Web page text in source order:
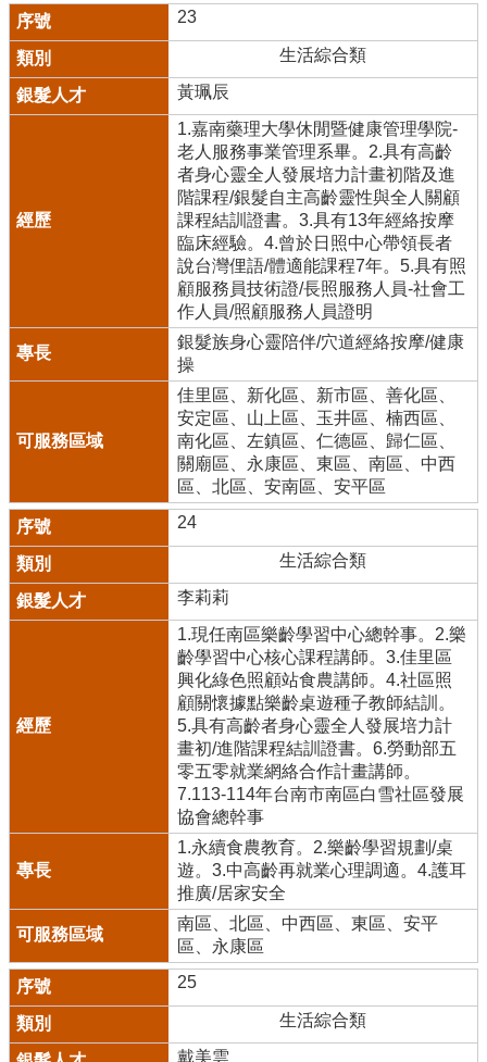
23
生活綜合類
黃珮辰
1.嘉南藥理大學休閒暨健康管理學院-
老人服務事業管理系畢。2.具有高齡
者身心靈全人發展培力計畫初階及進
階課程/銀髮自主高齡靈性與全人關顧
課程結訓證書。3.具有13年經絡按摩
臨床經驗。4.曾於日照中心帶領長者
說台灣俚語/體適能課程7年。5.具有照
顧服務員技術證/長照服務人員-社會工
作人員/照顧服務人員證明
銀髮族身心靈陪伴/穴道經絡按摩/健康
操
佳里區、新化區、新市區、善化區、
安定區、山上區、玉井區、楠西區、
南化區、左鎮區、仁德區、歸仁區、
關廟區、永康區、東區、南區、中西
區、北區、安南區、安平區
24
生活綜合類
李莉莉
1.現任南區樂齡學習中心總幹事。2.樂
齡學習中心核心課程講師。3.佳里區
興化綠色照顧站食農講師。4.社區照
顧關懷據點樂齡桌遊種子教師結訓。
5.具有高齡者身心靈全人發展培力計
畫初/進階課程結訓證書。6.勞動部五
零五零就業網絡合作計畫講師。
7.113-114年台南市南區白雪社區發展
協會總幹事
1.永續食農教育。2.樂齡學習規劃/桌
遊。3.中高齡再就業心理調適。4.護耳
推廣/居家安全
南區、北區、中西區、東區、安平
區、永康區
25
生活綜合類
戴美雲